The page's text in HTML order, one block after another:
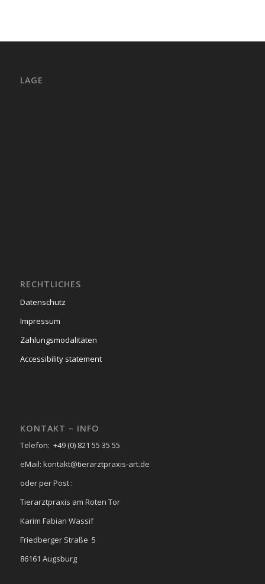
LAGE
RECHTLICHES
Datenschutz
Impressum
Zahlungsmodalitäten
Accessibility statement
KONTAKT – INFO
Telefon: +49 (0) 821 55 35 55
eMail: kontakt@tierarztpraxis-art.de
oder per Post :
Tierarztpraxis am Roten Tor
Karim Fabian Wassif
Friedberger Straße 5
86161 Augsburg